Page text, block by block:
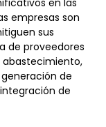
en las
empresas son
sus
de proveedores
abastecimiento,
de
de